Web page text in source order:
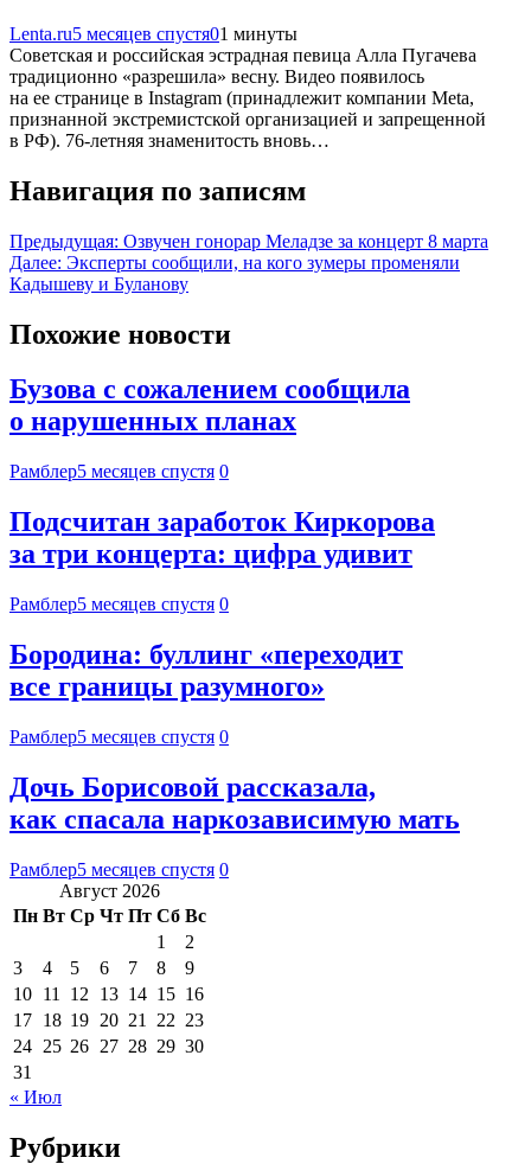
Lenta.ru5 месяцев спустя01 минуты
Советская и российская эстрадная певица Алла Пугачева
традиционно «разрешила» весну. Видео появилось
на ее странице в Instagram (принадлежит компании Meta,
признанной экстремистской организацией и запрещенной
в РФ). 76-летняя знаменитость вновь…
Навигация по записям
Предыдущая: Озвучен гонорар Меладзе за концерт 8 марта
Далее: Эксперты сообщили, на кого зумеры променяли
Кадышеву и Буланову
Похожие новости
Бузова с сожалением сообщила
о нарушенных планах
Рамблер5 месяцев спустя 0
Подсчитан заработок Киркорова
за три концерта: цифра удивит
Рамблер5 месяцев спустя 0
Бородина: буллинг «переходит
все границы разумного»
Рамблер5 месяцев спустя 0
Дочь Борисовой рассказала,
как спасала наркозависимую мать
Рамблер5 месяцев спустя 0
Август 2026
Пн Вт Ср Чт Пт Сб Вс
1
2
3
4 5 6 7 8
9
10 11 12 13 14 15 16
17 18 19 20 21 22 23
24 25 26 27 28 29 30
31
« Июл
Рубрики